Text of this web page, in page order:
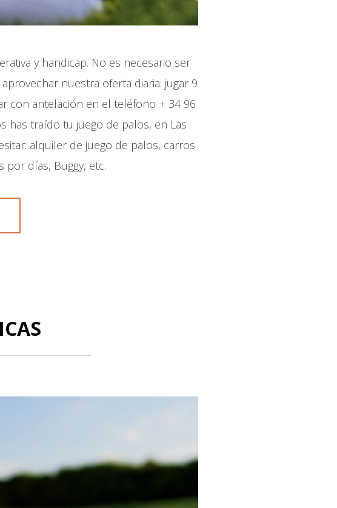
y handicap. No es necesario ser
nuestra oferta diaria: jugar 9
con antelación en el teléfono + 34 96
has traído tu juego de palos, en Las
alquiler de juego de palos, carros
días, Buggy, etc.